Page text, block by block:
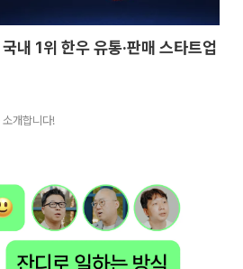
내 1위 한우 유통·판매 스타트업
개합니다!